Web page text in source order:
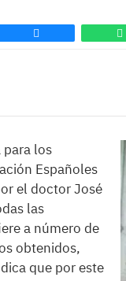
para los
Españoles
el doctor José
las
a número de
obtenidos,
que por este